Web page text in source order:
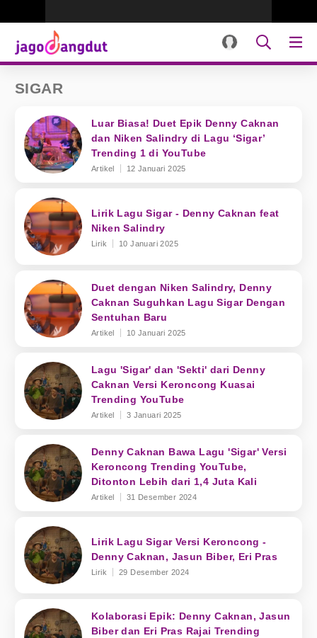
SIGAR
Luar Biasa! Duet Epik Denny Caknan
dan Niken Salindry di Lagu ‘Sigar’
Trending 1 di YouTube
Artikel 12 Januari 2025
Lirik Lagu Sigar - Denny Caknan feat
Niken Salindry
Lirik 10 Januari 2025
Duet dengan Niken Salindry, Denny
Caknan Suguhkan Lagu Sigar Dengan
Sentuhan Baru
Artikel 10 Januari 2025
Lagu 'Sigar' dan 'Sekti' dari Denny
Caknan Versi Keroncong Kuasai
Trending YouTube
Artikel 3 Januari 2025
Denny Caknan Bawa Lagu 'Sigar' Versi
Keroncong Trending YouTube,
Ditonton Lebih dari 1,4 Juta Kali
Artikel 31 Desember 2024
Lirik Lagu Sigar Versi Keroncong -
Denny Caknan, Jasun Biber, Eri Pras
Lirik 29 Desember 2024
Kolaborasi Epik: Denny Caknan, Jasun
Biber dan Eri Pras Rajai Trending